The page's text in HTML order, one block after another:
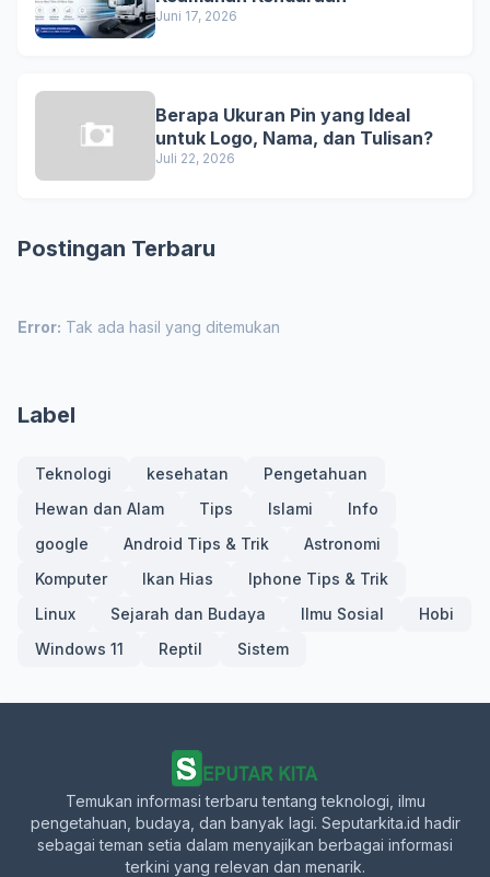
Juni 17, 2026
Berapa Ukuran Pin yang Ideal
untuk Logo, Nama, dan Tulisan?
Juli 22, 2026
Postingan Terbaru
Error: Tak ada hasil yang ditemukan
Label
Teknologi kesehatan
Pengetahuan
Hewan dan Alam
Tips Islami
Info
google
Android Tips & Trik
Astronomi
Komputer
Ikan Hias
Iphone Tips & Trik
Linux
Sejarah dan Budaya Ilmu Sosial
Hobi
Windows 11
Reptil Sistem
Temukan informasi terbaru tentang teknologi, ilmu
pengetahuan, budaya, dan banyak lagi. Seputarkita.id hadir
sebagai teman setia dalam menyajikan berbagai informasi
terkini yang relevan dan menarik.